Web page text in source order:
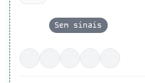
Sem sinais